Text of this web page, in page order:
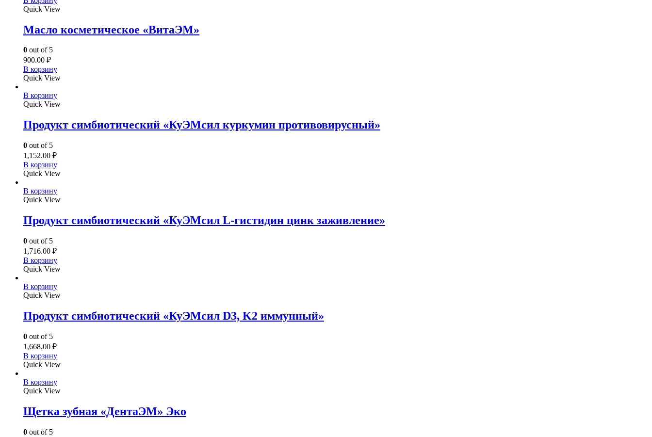
Quick View
Масло косметическое «ВитаЭМ»
0 out of 5
900.00 ₽
В корзину
Quick View
В корзину
Quick View
Продукт симбиотический «КуЭМсил куркумин противовирусный»
0 out of 5
1,152.00 ₽
В корзину
Quick View
В корзину
Quick View
Продукт симбиотический «КуЭМсил L-гистидин цинк заживление»
0 out of 5
1,716.00 ₽
В корзину
Quick View
В корзину
Quick View
Продукт симбиотический «КуЭМсил D3, K2 иммунный»
0 out of 5
1,668.00 ₽
В корзину
Quick View
В корзину
Quick View
Щетка зубная «ДентаЭМ» Эко
0 out of 5